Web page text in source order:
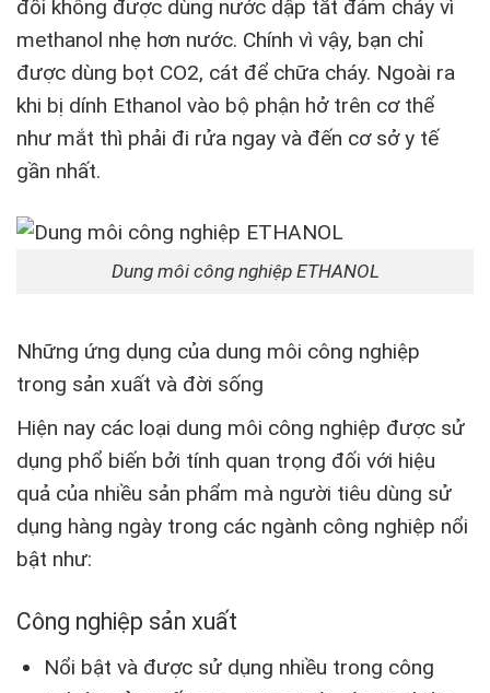
đối không được dùng nước dập tắt đám cháy vì
methanol nhẹ hơn nước. Chính vì vậy, bạn chỉ
được dùng bọt CO2, cát để chữa cháy. Ngoài ra
khi bị dính Ethanol vào bộ phận hở trên cơ thể
như mắt thì phải đi rửa ngay và đến cơ sở y tế
gần nhất.
Dung môi công nghiệp ETHANOL
Những ứng dụng của dung môi công nghiệp
trong sản xuất và đời sống
Hiện nay các loại dung môi công nghiệp được sử
dụng phổ biến bởi tính quan trọng đối với hiệu
quả của nhiều sản phẩm mà người tiêu dùng sử
dụng hàng ngày trong các ngành công nghiệp nổi
bật như:
Công nghiệp sản xuất
Nổi bật và được sử dụng nhiều trong công